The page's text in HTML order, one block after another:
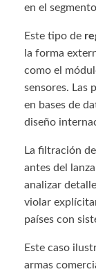
en el segmento
Este tipo de
la forma
como el
sensores. Las
en bases de
diseño
La filtración
antes del
analizar
violar
países con
Este caso
armas